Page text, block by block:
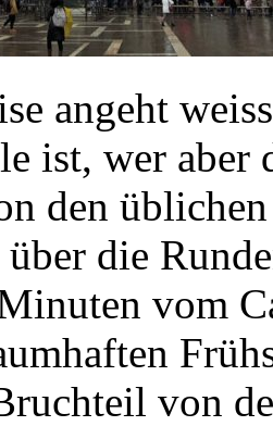
angeht
ist, wer aber
den
die
vom
von